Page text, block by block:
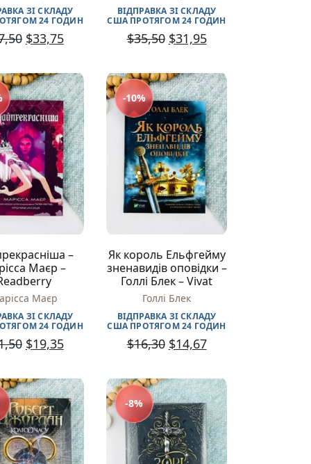
ЗІ СКЛАДУ
24 ГОДИН
$33,75
ВІДПРАВКА ЗІ СКЛАДУ
США ПРОТЯГОМ 24 ГОДИН
$35,50 $31,95
–
Маєр –
Маєр
ЗІ СКЛАДУ
24 ГОДИН
$19,35
-10%
Як король Ельфгейму
зненавидів оповідки –
Голлі Блек – Vivat
Голлі Блек
ВІДПРАВКА ЗІ СКЛАДУ
США ПРОТЯГОМ 24 ГОДИН
$16,30 $14,67
-8%